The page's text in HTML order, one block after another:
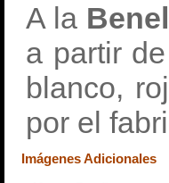
A la
a partir
blanco,
por el
Imágenes Adicionales